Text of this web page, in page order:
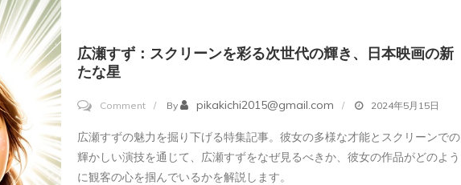
広瀬すず：スクリーンを彩る次世代の輝き、日本映画の新
たな星
Commenton
す
By pikakichi2015@gmail.com 2024年5月15日
広瀬すずの魅力を掘り下げる特集記事。彼女の多様な才能とスクリーンでの
輝かしい演技を通じて、広瀬すずをなぜ見るべきか、彼女の作品がどのよう
に観客の心を掴んでいるかを解説します。